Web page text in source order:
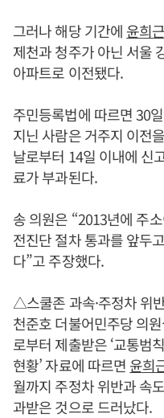
그러나 해당 기간에 윤희근
제천과 청주가 아닌 서울
아파트로 이전됐다.
주민등록법에 따르면 30
지닌 사람은 거주지 이전
날로부터 14일 이내에 신
료가 부과된다.
송 의원은 “2013년에 주
전진단 절차 통과를 앞두
다”고 주장했다.
△스쿨존 과속·주정차 위
천준호 더불어민주당 의
로부터 제출받은 ‘교통범
현황’ 자료에 따르면 윤희
월까지 주정차 위반과 속
과받은 것으로 드러났다.